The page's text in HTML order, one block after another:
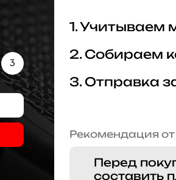
3
1. Учитываем
2. Собираем
3. Отправка
Рекомендация
Перед
составить